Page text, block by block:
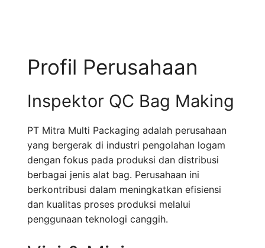
Profil Perusahaan
Inspektor QC Bag Making
PT Mitra Multi Packaging adalah perusahaan
yang bergerak di industri pengolahan logam
dengan fokus pada produksi dan distribusi
berbagai jenis alat bag. Perusahaan ini
berkontribusi dalam meningkatkan efisiensi
dan kualitas proses produksi melalui
penggunaan teknologi canggih.